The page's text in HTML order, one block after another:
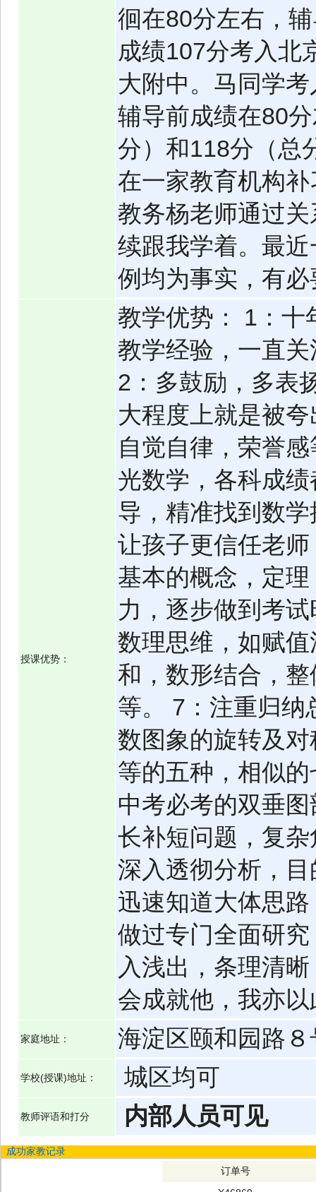
徊在80分左右，
成绩107分考入北
大附中。马同学
辅导前成绩在80
分）和118分（总
在一家教育机构
教务杨老师通过
续跟我学着。最
例均为事实，有
授课优势：
教学优势： 1：十
教学经验，一直
2：多鼓励，多表
大程度上就是被
自觉自律，荣誉
光数学，各科成
导，精准找到数
让孩子更信任老
基本的概念，定
力，逐步做到考
数理思维，如赋
和，数形结合，
等。 7：注重归纳
数图象的旋转及
等的五种，相似
中考必考的双垂
长补短问题，复
深入透彻分析，
迅速知道大体思
做过专门全面研
入浅出，条理清
会成就他，我亦
家庭地址： 海淀区颐和园路８
学校(授课)地址： 城区均可
教师评语和打分 内部人员可见
成功家教记录
订单号